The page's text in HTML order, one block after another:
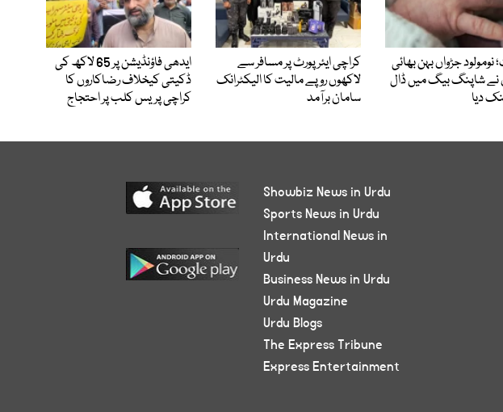
نومولود جڑواں بہن بھائی
نے شاپنگ بیگ میں ڈال
دیا
کراچی ایئرپورٹ پر مسافر سے
لاکھوں روپے مالیت کا الیکٹرانک
سامان برآمد
ایدھی فاؤنڈیشن پر 65 لاکھ کی
ڈکیتی کیخلاف رضاکاروں کا
کراچی پریس کلب پر احتجاج
Showbiz News in Urdu
Sports News in Urdu
International News in
Urdu
Business News in Urdu
Urdu Magazine
Urdu Blogs
The Express Tribune
Express Entertainment